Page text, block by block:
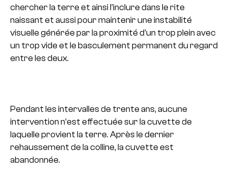
chercher la terre et ainsi l’inclure dans le rite
naissant et aussi pour maintenir une instabilité
visuelle générée par la proximité d’un trop plein avec
un trop vide et le basculement permanent du regard
entre les deux.
Pendant les intervalles de trente ans, aucune
intervention n’est effectuée sur la cuvette de
laquelle provient la terre. Après le dernier
rehaussement de la colline, la cuvette est
abandonnée.